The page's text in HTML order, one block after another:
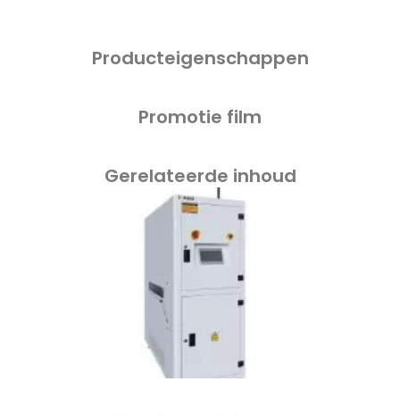
Producteigenschappen
Promotie film
Gerelateerde inhoud